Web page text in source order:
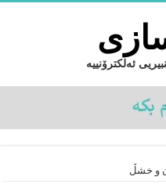
ئەلکترۆنییە
و خشڵ